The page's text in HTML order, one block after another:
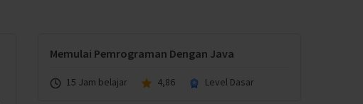
Memulai Pemrograman Dengan Java
15 Jam belajar 4,86 Level Dasar